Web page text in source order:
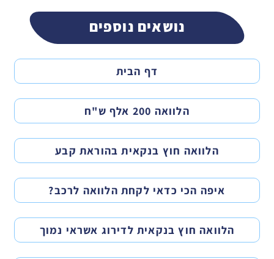
נושאים נוספים
דף הבית
הלוואה 200 אלף ש"ח
הלוואה חוץ בנקאית בהוראת קבע
איפה הכי כדאי לקחת הלוואה לרכב?
הלוואה חוץ בנקאית לדירוג אשראי נמוך